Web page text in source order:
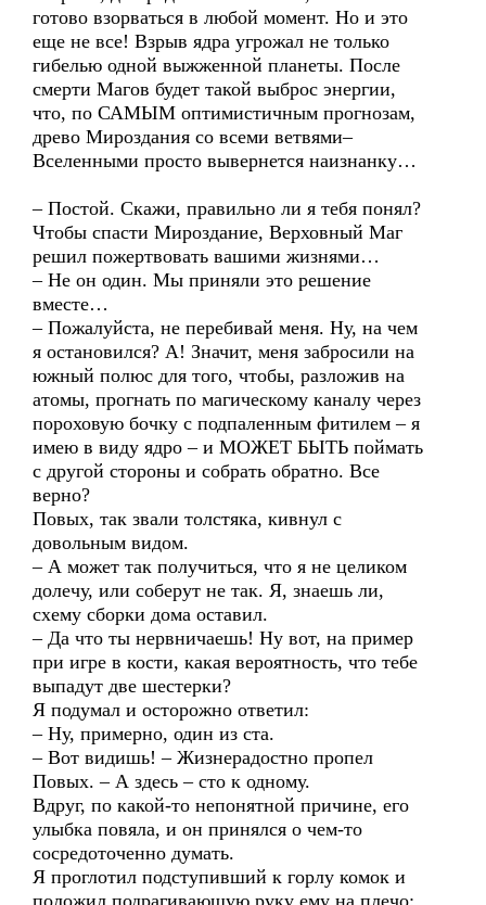
готово взорваться в любой момент. Но и это
еще не все! Взрыв ядра угрожал не только
гибелью одной выжженной планеты. После
смерти Магов будет такой выброс энергии,
что, по САМЫМ оптимистичным прогнозам,
древо Мироздания со всеми ветвями–
Вселенными просто вывернется наизнанку…
– Постой. Скажи, правильно ли я тебя понял?
Чтобы спасти Мироздание, Верховный Маг
решил пожертвовать вашими жизнями…
– Не он один. Мы приняли это решение
вместе…
– Пожалуйста, не перебивай меня. Ну, на чем
я остановился? А! Значит, меня забросили на
южный полюс для того, чтобы, разложив на
атомы, прогнать по магическому каналу через
пороховую бочку с подпаленным фитилем – я
имею в виду ядро – и МОЖЕТ БЫТЬ поймать
с другой стороны и собрать обратно. Все
верно?
Повых, так звали толстяка, кивнул с
довольным видом.
– А может так получиться, что я не целиком
долечу, или соберут не так. Я, знаешь ли,
схему сборки дома оставил.
– Да что ты нервничаешь! Ну вот, на пример
при игре в кости, какая вероятность, что тебе
выпадут две шестерки?
Я подумал и осторожно ответил:
– Ну, примерно, один из ста.
– Вот видишь! – Жизнерадостно пропел
Повых. – А здесь – сто к одному.
Вдруг, по какой-то непонятной причине, его
улыбка повяла, и он принялся о чем-то
сосредоточенно думать.
Я проглотил подступивший к горлу комок и
положил подрагивающую руку ему на плечо: